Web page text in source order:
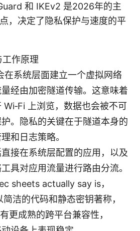
和 IKEv2 是2026年的主
，决定了隐私保护与速度的平
作原理
在系统层面建立一个虚拟网络
经由加密隧道传输。这意味着
Wi‑Fi 上浏览，数据也会被不可
。隐私的关键在于隧道本身的
和日志策略。
接在系统层配置的应用，以及
具对应用流量进行路由分流。
sheets actually say is，
洁的代码和静态密钥著称，
更成熟的跨平台兼容性，